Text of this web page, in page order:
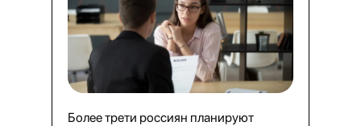
Более трети россиян планируют